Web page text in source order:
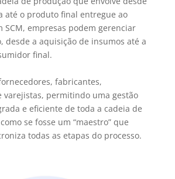
até o produto final entregue ao
SCM, empresas podem gerenciar
desde a aquisição de insumos até a
final.
fabricantes,
permitindo uma gestão
e eficiente de toda a cadeia de
se fosse um “maestro” que
todas as etapas do processo.